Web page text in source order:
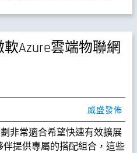
軟Azure雲端物聯網
威盛發佈
非常適合希望快速有效擴展
提供專屬的搭配組合，這些